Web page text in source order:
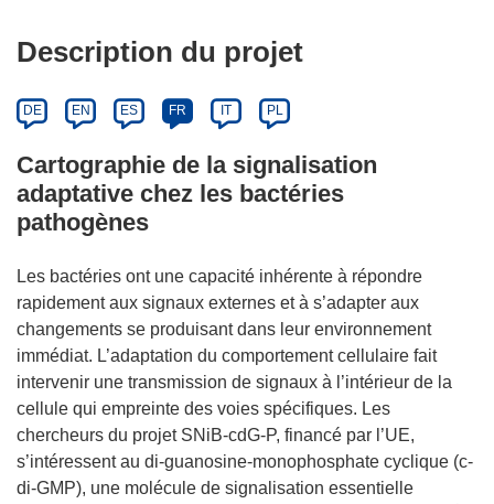
Description du projet
DE EN ES FR IT PL
Cartographie de la signalisation
adaptative chez les bactéries
pathogènes
Les bactéries ont une capacité inhérente à répondre
rapidement aux signaux externes et à s’adapter aux
changements se produisant dans leur environnement
immédiat. L’adaptation du comportement cellulaire fait
intervenir une transmission de signaux à l’intérieur de la
cellule qui empreinte des voies spécifiques. Les
chercheurs du projet SNiB-cdG-P, financé par l’UE,
s’intéressent au di-guanosine-monophosphate cyclique (c-
di-GMP), une molécule de signalisation essentielle